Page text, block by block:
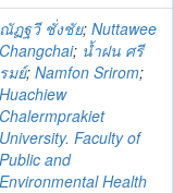
ณัฏฐวี ชั่งชัย; Nuttawee
Changchai; น้ำฝน ศรี
รมย์; Namfon Srirom;
Huachiew
Chalermprakiet
University. Faculty of
Public and
Environmental Health